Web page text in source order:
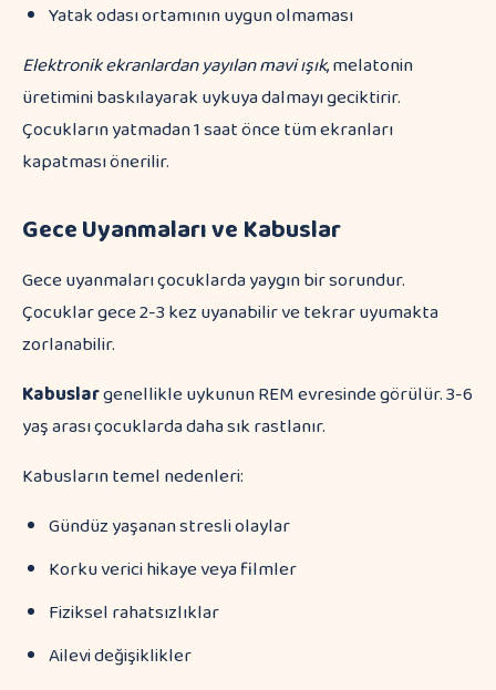
Yatak odası ortamının uygun olmaması
Elektronik ekranlardan yayılan mavi ışık, melatonin
üretimini baskılayarak uykuya dalmayı geciktirir.
Çocukların yatmadan 1 saat önce tüm ekranları
kapatması önerilir.
Gece Uyanmaları ve Kabuslar
Gece uyanmaları çocuklarda yaygın bir sorundur.
Çocuklar gece 2-3 kez uyanabilir ve tekrar uyumakta
zorlanabilir.
Kabuslargenellikle uykunun REM evresinde görülür. 3-6
yaş arası çocuklarda daha sık rastlanır.
Kabusların temel nedenleri:
Gündüz yaşanan stresli olaylar
Korku verici hikaye veya filmler
Fiziksel rahatsızlıklar
Ailevi değişiklikler